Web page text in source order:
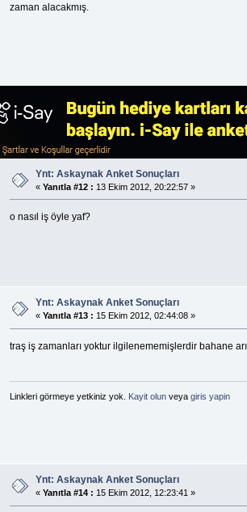
zaman alacakmış.
Ynt: Askaynak Anket Sonuçları
« Yanıtla #12 : 13 Ekim 2012, 20:22:57 »
o nasıl iş öyle yaf?
Ynt: Askaynak Anket Sonuçları
« Yanıtla #13 : 15 Ekim 2012, 02:44:08 »
traş iş zamanları yoktur ilgilenememişlerdir bahane
Linkleri görmeye yetkiniz yok. Kayit olunveya giris yapin
Ynt: Askaynak Anket Sonuçları
« Yanıtla #14 : 15 Ekim 2012, 12:23:41 »